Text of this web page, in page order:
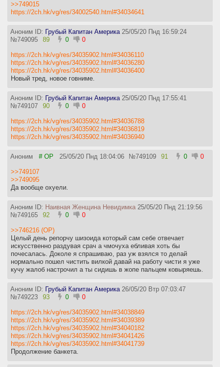
>>749015
https://2ch.hk/vg/res/34002540.html#34034641
Аноним ID: Грубый Капитан Америка 25/05/20 Пнд 16:59:24
№749095 89 0 0
https://2ch.hk/vg/res/34035902.html#34036110
https://2ch.hk/vg/res/34035902.html#34036280
https://2ch.hk/vg/res/34035902.html#34036400
Новый тред, новое говниме.
Аноним ID: Грубый Капитан Америка 25/05/20 Пнд 17:55:41
№749107 90 0 0
https://2ch.hk/vg/res/34035902.html#34036788
https://2ch.hk/vg/res/34035902.html#34036819
https://2ch.hk/vg/res/34035902.html#34036940
Аноним # OP 25/05/20 Пнд 18:04:06 №749109 91 0 0
>>749107
>>749095
Да вообще охуели.
Аноним ID: Наивная Женщина Невидимка 25/05/20 Пнд 21:19:56
№749165 92 0 0
>>746216 (OP)
Целый день репорчу шизоида который сам себе отвечает
искусственно раздувая срач а чмочуха ебливая хоть бы
почесалась. Доколе я спрашиваю, раз уж взялся то делай
нормально пошел чистить вилкой давай на работу чисти я уже
кучу жалоб настрочил а ты сидишь в жопе пальцем ковыряешь.
Аноним ID: Грубый Капитан Америка 26/05/20 Втр 07:03:47
№749223 93 0 0
https://2ch.hk/vg/res/34035902.html#34038849
https://2ch.hk/vg/res/34035902.html#34039389
https://2ch.hk/vg/res/34035902.html#34040182
https://2ch.hk/vg/res/34035902.html#34041426
https://2ch.hk/vg/res/34035902.html#34041739
Продолжение банкета.